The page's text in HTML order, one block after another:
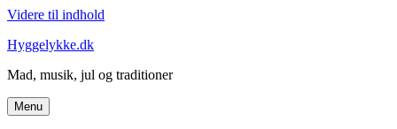
Videre til indhold
Hyggelykke.dk
Mad, musik, jul og traditioner
Menu